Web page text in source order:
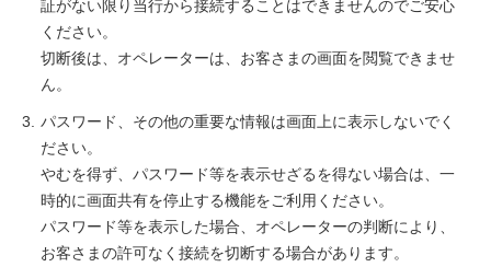
証がない限り当行から接続することはできませんのでご安心
ください。
切断後は、オペレーターは、お客さまの画面を閲覧できませ
ん。
3. パスワード、その他の重要な情報は画面上に表示しないでく
ださい。
やむを得ず、パスワード等を表示せざるを得ない場合は、一
時的に画面共有を停止する機能をご利用ください。
パスワード等を表示した場合、オペレーターの判断により、
お客さまの許可なく接続を切断する場合があります。